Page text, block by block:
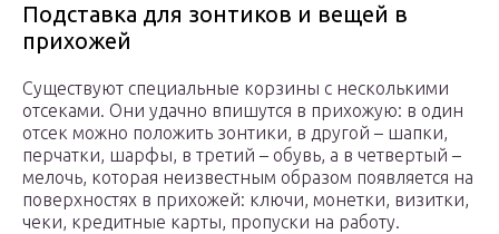
Подставка для зонтиков и вещей в
прихожей
Существуют специальные корзины с несколькими
отсеками. Они удачно впишутся в прихожую: в один
отсек можно положить зонтики, в другой – шапки,
перчатки, шарфы, в третий – обувь, а в четвертый –
мелочь, которая неизвестным образом появляется на
поверхностях в прихожей: ключи, монетки, визитки,
чеки, кредитные карты, пропуски на работу.